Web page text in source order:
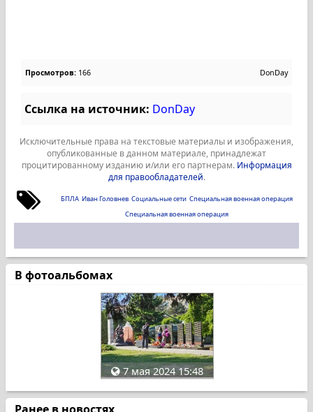
Просмотров: 166 DonDay
Ссылка на источник: DonDay
Исключительные права на текстовые материалы и изображения,
опубликованные в данном материале, принадлежат
процитированному изданию и/или его партнерам. Информация
для правообладателей.
БПЛА Иван Головнев Социальные сети Специальная военная операция
Специальная военная операция
В фотоальбомах
7 мая 2024 15:48